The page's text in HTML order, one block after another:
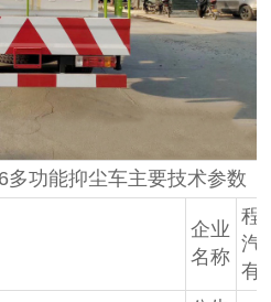
多功能抑尘车主要技术参数
企业
名称
程
汽
有